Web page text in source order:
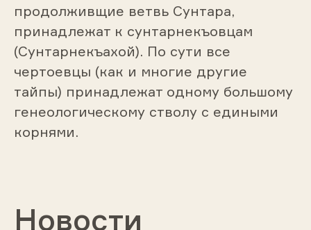
продолживщие ветвь Сунтара,
принадлежат к сунтарнекъовцам
(Сунтарнекъахой). По сути все
чертоевцы (как и многие другие
тайпы) принадлежат одному большому
генеологическому стволу с едиными
корнями.
Новости